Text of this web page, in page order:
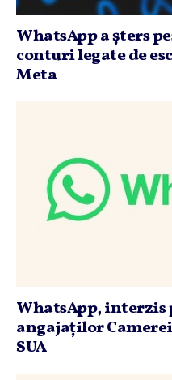
WhatsApp a şters
conturi legate de
Meta
WhatsApp, interzis
angajaţilor
SUA